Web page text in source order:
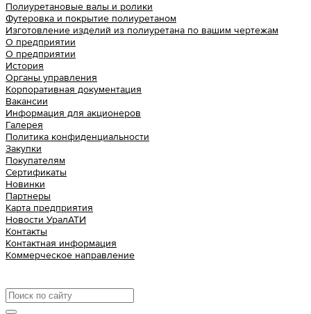
Полиуретановые валы и ролики
Футеровка и покрытие полиуретаном
Изготовление изделий из полиуретана по вашим чертежам
О предприятии
О предприятии
История
Органы управления
Корпоративная документация
Вакансии
Информация для акционеров
Галерея
Политика конфиденциальности
Закупки
Покупателям
Сертификаты
Новинки
Партнеры
Карта предприятия
Новости УралАТИ
Контакты
Контактная информация
Коммерческое направление